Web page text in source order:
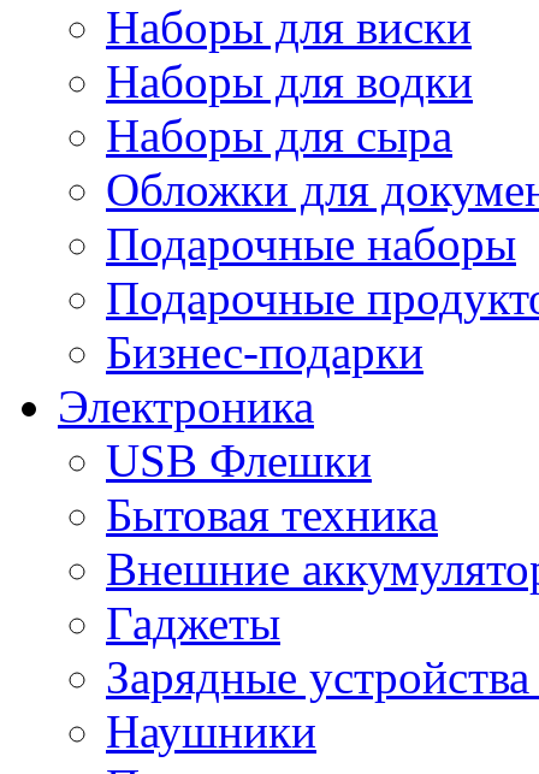
Наборы для виски
Наборы для водки
Наборы для сыра
Обложки для
Подарочные наборы
Подарочные
Бизнес-подарки
Электроника
USB Флешки
Бытовая техника
Внешние
Гаджеты
Зарядные
Наушники